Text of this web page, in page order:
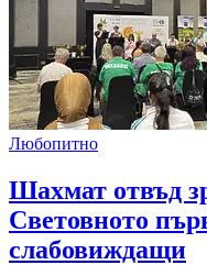
Любопитно
Шахмат отвъд
Световното
слабовиждащи